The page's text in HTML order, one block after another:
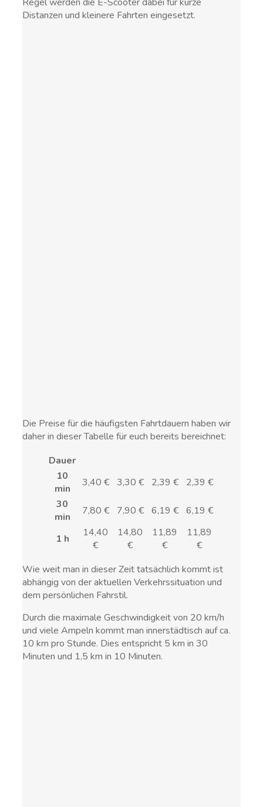
Distanzen und kleinere Fahrten eingesetzt.
Die Preise für die häufigsten Fahrtdauern haben wir
daher in dieser Tabelle für euch bereits bereichnet:
Dauer
10
min
3,40 € 3,30 € 2,39 €
2,39 €
30
min
7,80 € 7,90 € 6,19 € 6,19 €
1 h
14,40
€
14,80
€
11,89
€
11,89
€
Wie weit man in dieser Zeit tatsächlich kommt ist
abhängig von der aktuellen Verkehrssituation und
dem persönlichen Fahrstil.
Durch die maximale Geschwindigkeit von 20 km/h
und viele Ampeln kommt man innerstädtisch auf ca.
10 km pro Stunde. Dies entspricht 5 km in 30
Minuten und 1,5 km in 10 Minuten.